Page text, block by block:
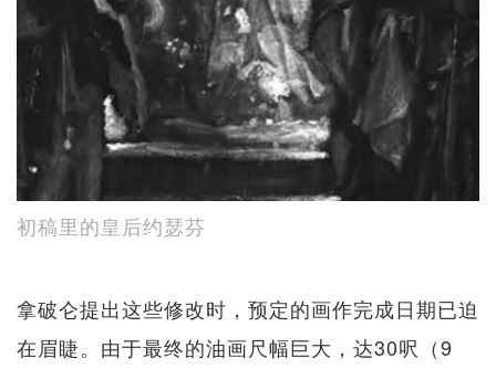
初稿里的皇后约瑟芬
拿破仑提出这些修改时，预定的画作完成日期已迫
在眉睫。由于最终的油画尺幅巨大，达30呎（9